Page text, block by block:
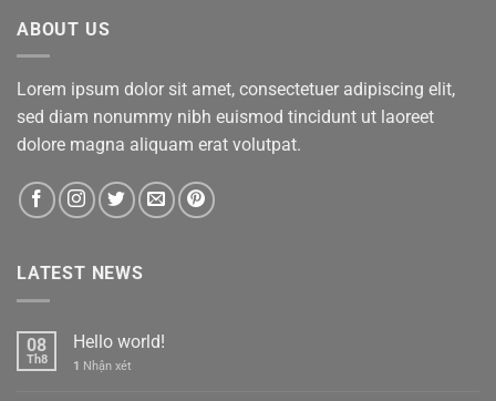
ABOUT US
Lorem ipsum dolor sit amet, consectetuer adipiscing elit,
sed diam nonummy nibh euismod tincidunt ut laoreet
dolore magna aliquam erat volutpat.
LATEST NEWS
08
Th8
Hello world!
1 Nhận xét